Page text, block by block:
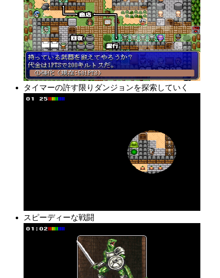
タイマーの許す限りダンジョンを探索していく
スピーディーな戦闘